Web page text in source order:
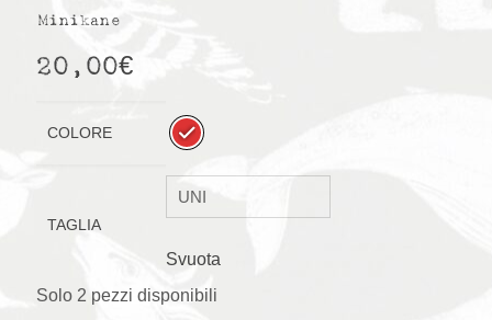
Minikane
20,00€
COLORE
TAGLIA
Svuota
Solo 2 pezzi disponibili